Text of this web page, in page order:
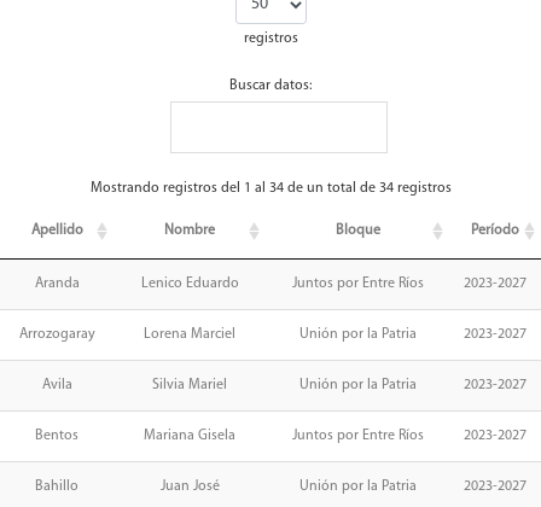
registros
Buscar datos:
Mostrando registros del 1 al 34 de un total de 34 registros
Apellido Nombre Bloque Período
Aranda Lenico Eduardo Juntos por Entre Ríos 2023-2027
Arrozogaray Lorena Marciel Unión por la Patria 2023-2027
Avila Silvia Mariel Unión por la Patria 2023-2027
Bentos Mariana Gisela Juntos por Entre Ríos 2023-2027
Bahillo Juan José Unión por la Patria 2023-2027